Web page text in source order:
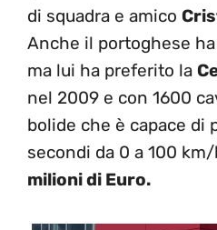
di squadra e amico
Anche il portoghese
ma lui ha preferito la
nel 2009 e con 1600
bolide che è capace di
secondi da 0 a 100
milioni di Euro.